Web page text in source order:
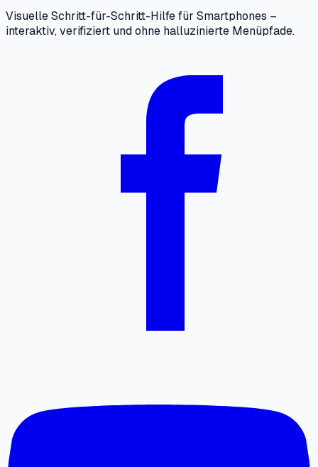
Visuelle Schritt-für-Schritt-Hilfe für Smartphones –
interaktiv, verifiziert und ohne halluzinierte Menüpfade.